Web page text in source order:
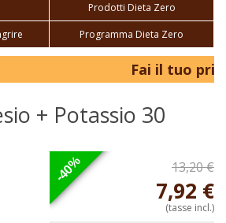
Prodotti Dieta Zero
Programma Dieta Zero
Fai il tuo
+ Potassio 30
-40% 13,20 €
7,92 €
(tasse incl.)